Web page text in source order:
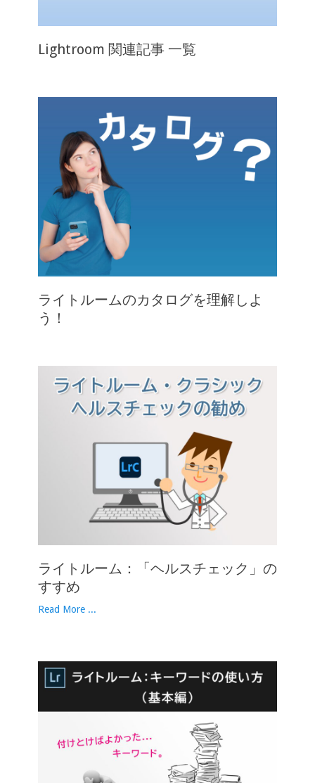
Lightroom 関連記事 一覧
ライトルームのカタログを理解しよ
う！
ライトルーム：「ヘルスチェック」の
すすめ
Read More ...